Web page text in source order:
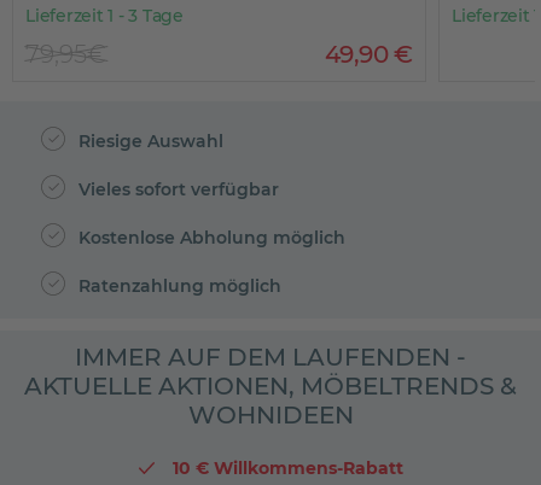
Lieferzeit 1 - 3 Tage
49,90€
79,95€
Lieferzeit
Riesige Auswahl
Vieles sofort verfügbar
Kostenlose Abholung möglich
Ratenzahlung möglich
IMMER AUF DEM LAUFENDEN -
AKTUELLE AKTIONEN, MÖBELTRENDS &
WOHNIDEEN
10 € Willkommens-Rabatt